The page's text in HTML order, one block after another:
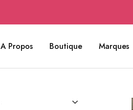
A Propos Boutique Marques